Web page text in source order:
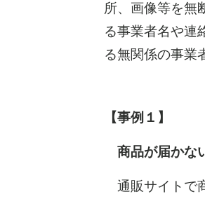
所、画像等を無
る事業者名や連
る無関係の事業
【事例１】
商品が届かな
通販サイトで